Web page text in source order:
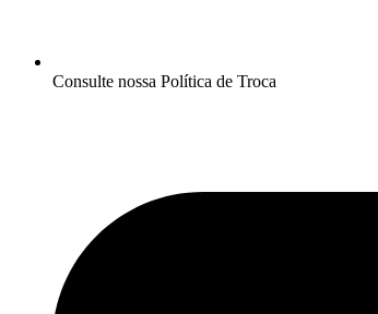
Consulte nossa Política de Troca